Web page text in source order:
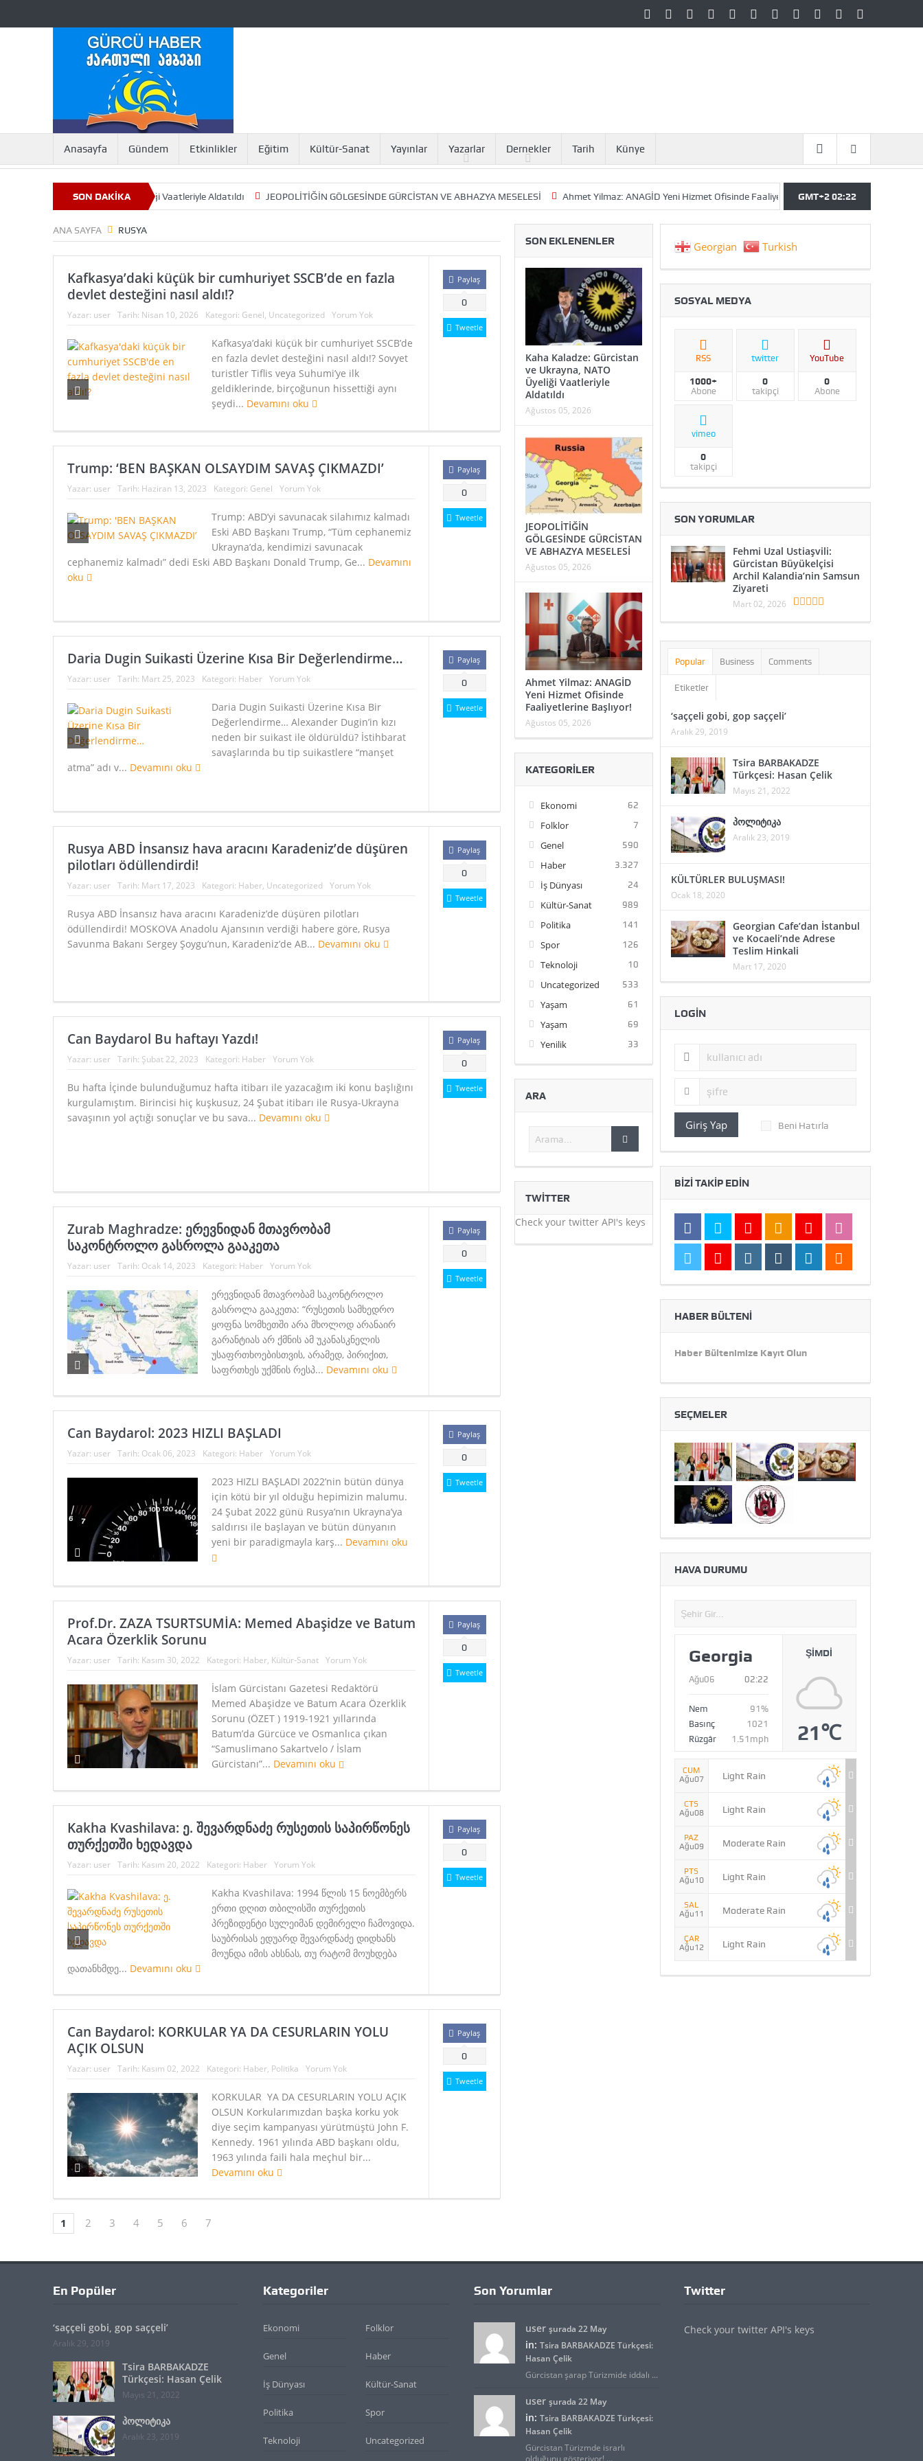
Anasayfa Gündem Etkinlikler Eğitim Kültür-Sanat Yayınlar Yazarlar Dernekler Tarih Künye
SON DAKİKA
ve Ukrayna, NATO Üyeliği Vaatleriyle Aldatıldı JEOPOLİTİĞİN GÖLGESİNDE GÜRCİSTAN VE ABHAZYA MESELESİ Ahmet Yilmaz: ANAGİD Yeni Hizmet Ofisinde Faaliyetlerine Başlıyor! DEM Parti Yetkililerine
GMT+2 02:22
ANA SAYFA RUSYA
Kafkasya’daki küçük bir cumhuriyet SSCB’de en fazla
devlet desteğini nasıl aldı!?
Yazar: user Tarih: Nisan 10, 2026 Kategori: Genel, Uncategorized Yorum Yok
Kafkasya’daki küçük bir cumhuriyet SSCB’de
en fazla devlet desteğini nasıl aldı!? Sovyet
turistler Tiflis veya Suhumi’ye ilk
geldiklerinde, birçoğunun hissettiği aynı
şeydi... Devamını oku
Paylaş
0
Tweetle
Trump: ‘BEN BAŞKAN OLSAYDIM SAVAŞ ÇIKMAZDI’
Yazar: user Tarih: Haziran 13, 2023 Kategori: Genel Yorum Yok
Trump: ABD’yi savunacak silahımız kalmadı
Eski ABD Başkanı Trump, “Tüm cephanemiz
Ukrayna’da, kendimizi savunacak
cephanemiz kalmadı” dedi Eski ABD Başkanı Donald Trump, Ge... Devamını
oku
Paylaş
0
Tweetle
Daria Dugin Suikasti Üzerine Kısa Bir Değerlendirme…
Yazar: user Tarih: Mart 25, 2023 Kategori: Haber Yorum Yok
Daria Dugin Suikasti Üzerine Kısa Bir
Değerlendirme… Alexander Dugin’in kızı
neden bir suikast ile öldürüldü? İstihbarat
savaşlarında bu tip suikastlere “manşet
atma” adı v... Devamını oku
Paylaş
0
Tweetle
Rusya ABD İnsansız hava aracını Karadeniz’de düşüren
pilotları ödüllendirdi!
Yazar: user Tarih: Mart 17, 2023 Kategori: Haber, Uncategorized Yorum Yok
Rusya ABD İnsansız hava aracını Karadeniz’de düşüren pilotları
ödüllendirdi! MOSKOVA Anadolu Ajansının verdiği habere göre, Rusya
Savunma Bakanı Sergey Şoygu’nun, Karadeniz’de AB... Devamını oku
Paylaş
0
Tweetle
Can Baydarol Bu haftayı Yazdı!
Yazar: user Tarih: Şubat 22, 2023 Kategori: Haber Yorum Yok
Bu hafta İçinde bulunduğumuz hafta itibarı ile yazacağım iki konu başlığını
kurgulamıştım. Birincisi hiç kuşkusuz, 24 Şubat itibarı ile Rusya-Ukrayna
savaşının yol açtığı sonuçlar ve bu sava... Devamını oku
Paylaş
0
Tweetle
Zurab Maghradze: ერევნიდან მთავრობამ
საკონტროლო გასროლა გააკეთა
Yazar: user Tarih: Ocak 14, 2023 Kategori: Haber Yorum Yok
ერევნიდან მთავრობამ საკონტროლო
გასროლა გააკეთა: “რუსეთის სამხედრო
ყოფნა სომხეთში არა მხოლოდ არანაირ
გარანტიას არ ქმნის ამ უკანასკნელის
უსაფრთხოებისთვის, არამედ, პირიქით,
საფრთხეს უქმნის რესპ... Devamını oku
Paylaş
0
Tweetle
Can Baydarol: 2023 HIZLI BAŞLADI
Yazar: user Tarih: Ocak 06, 2023 Kategori: Haber Yorum Yok
2023 HIZLI BAŞLADI 2022’nin bütün dünya
için kötü bir yıl olduğu hepimizin malumu.
24 Şubat 2022 günü Rusya’nın Ukrayna’ya
saldırısı ile başlayan ve bütün dünyanın
yeni bir paradigmayla karş... Devamını oku
Paylaş
0
Tweetle
Prof.Dr. ZAZA TSURTSUMİA: Memed Abaşidze ve Batum
Acara Özerklik Sorunu
Yazar: user Tarih: Kasım 30, 2022 Kategori: Haber, Kültür-Sanat Yorum Yok
İslam Gürcistanı Gazetesi Redaktörü
Memed Abaşidze ve Batum Acara Özerklik
Sorunu (ÖZET ) 1919-1921 yıllarında
Batum’da Gürcüce ve Osmanlıca çıkan
“Samuslimano Sakartvelo / İslam
Gürcistanı”... Devamını oku
Paylaş
0
Tweetle
Kakha Kvashilava: ე. შევარდნაძე რუსეთის საპირწონეს
თურქეთში ხედავდა
Yazar: user Tarih: Kasım 20, 2022 Kategori: Haber Yorum Yok
Kakha Kvashilava: 1994 წლის 15 ნოემბერს
ერთი დღით თბილისში თურქეთის
პრეზიდენტი სულეიმან დემირელი ჩამოვიდა.
საუბრისას ედუარდ შევარდნაძე დიდხანს
მოუნდა იმის ახსნას, თუ რატომ მოუხდება
დათანხმდე... Devamını oku
Paylaş
0
Tweetle
Can Baydarol: KORKULAR YA DA CESURLARIN YOLU
AÇIK OLSUN
Yazar: user Tarih: Kasım 02, 2022 Kategori: Haber, Politika Yorum Yok
KORKULAR YA DA CESURLARIN YOLU AÇIK
OLSUN Korkularımızdan başka korku yok
diye seçim kampanyası yürütmüştü John F.
Kennedy. 1961 yılında ABD başkanı oldu,
1963 yılında faili hala meçhul bir...
Devamını oku
Paylaş
0
Tweetle
1 2 3 4 5 6 7
SON EKLENENLER
Kaha Kaladze: Gürcistan
ve Ukrayna, NATO
Üyeliği Vaatleriyle
Aldatıldı
Ağustos 05, 2026
JEOPOLİTİĞİN
GÖLGESİNDE GÜRCİSTAN
VE ABHAZYA MESELESİ
Ağustos 05, 2026
Ahmet Yilmaz: ANAGİD
Yeni Hizmet Ofisinde
Faaliyetlerine Başlıyor!
Ağustos 05, 2026
KATEGORILER
Ekonomi 62
Folklor 7
Genel 590
Haber 3.327
İş Dünyası 24
Kültür-Sanat 989
Politika 141
Spor 126
Teknoloji 10
Uncategorized 533
Yaşam 61
Yaşam 69
Yenilik 33
ARA
TWITTER
Check your twitter API's keys
Georgian Turkish
SOSYAL MEDYA
RSS
1000+
Abone
twitter
0
takipçi
YouTube
0
Abone
vimeo
0
takipçi
SON YORUMLAR
Fehmi Uzal Ustiaşvili:
Gürcistan Büyükelçisi
Archil Kalandia’nin Samsun
Ziyareti
Mart 02, 2026
Popular Business Comments
Etiketler
‘saççeli gobi, gop saççeli’
Aralık 29, 2019
Tsira BARBAKADZE
Türkçesi: Hasan Çelik
Mayıs 21, 2022
პოლიტიკა
Aralık 23, 2019
KÜLTÜRLER BULUŞMASI!
Ocak 18, 2020
Georgian Cafe’dan İstanbul
ve Kocaeli’nde Adrese
Teslim Hinkali
Mart 17, 2020
LOGIN
Giriş Yap Beni Hatırla
BIZI TAKIP EDIN
HABER BÜLTENI
Haber Bültenimize Kayıt Olun
SEÇMELER
HAVA DURUMU
Georgia
Ağu06 02:22
Nem
91%
Basınç
1021
Rüzgâr
1.51mph
ŞIMDI
21℃
CUM
Ağu07
Light Rain
CTS
Ağu08
Light Rain
PAZ
Ağu09
Moderate Rain
PTS
Ağu10
Light Rain
SAL
Ağu11
Moderate Rain
ÇAR
Ağu12
Light Rain
En Popüler
‘saççeli gobi, gop saççeli’
Aralık 29, 2019
Tsira BARBAKADZE
Türkçesi: Hasan Çelik
Mayıs 21, 2022
პოლიტიკა
Aralık 23, 2019
Kategoriler
Ekonomi Folklor
Genel Haber
İş Dünyası Kültür-Sanat
Politika Spor
Teknoloji Uncategorized
Son Yorumlar
user şurada 22 May
in: Tsira BARBAKADZE Türkçesi:
Hasan Çelik
Gürcistan şarap Türizmide iddalı ...
user şurada 22 May
in: Tsira BARBAKADZE Türkçesi:
Hasan Çelik
Gürcistan Türizmde israrlı
Twitter
Check your twitter API's keys